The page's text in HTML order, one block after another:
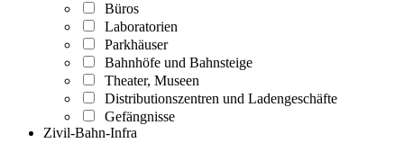
Büros
Laboratorien
Parkhäuser
Bahnhöfe und Bahnsteige
Theater, Museen
Distributionszentren und Ladengeschäfte
Gefängnisse
Zivil-Bahn-Infra